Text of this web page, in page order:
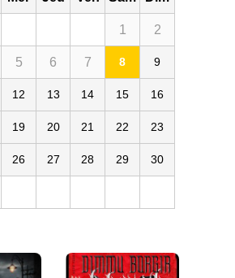
1 2
5 6 7 8 9
12 13 14 15 16
19 20 21 22 23
26 27 28 29 30